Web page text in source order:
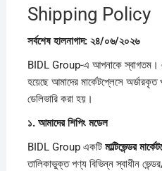
Shipping Policy
সর্বশেষহালনাগাদ: ২৪/০৬/২০২৬
BIDL Group-এ আপনাকে স্বাগতম।
হয়েছে আমাদের মার্কেটপ্লেসে
ডেলিভারি করা হয়।
১. আমাদেরশিপিং মডেল
BIDL Group একটি মাল্টিভেন্ডর
তালিকাভুক্ত পণ্য বিভিন্ন স্বাধীন